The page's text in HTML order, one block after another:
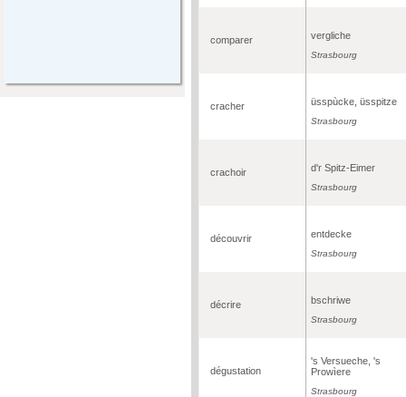
comparer vergliche
Strasbourg
cracher üsspùcke, üsspitze
Strasbourg
crachoir d'r Spitz-Eimer
Strasbourg
découvrir entdecke
Strasbourg
décrire bschriwe
Strasbourg
dégustation
's Versueche, 's
Prowìere
Strasbourg